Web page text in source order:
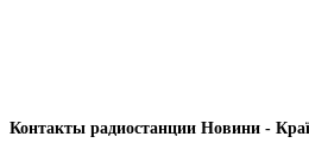
Контакты радиостанции Новини -